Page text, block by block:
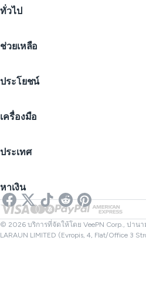
VPN for macOS
iOS VPN
Firefox
VPN ฟรี
ทั่วไป
ดาวน์โหลด VPN
ราคา
ส่วนลดนักเรียน
บล็อก
ช่วยเหลือ
ติดต่อเรา
นโยบายความเป็นส่วนตัว
การตั้งค่าคุกกี้
ประโยชน์
ความเป็นส่วนตัวทางอินเทอร์เน็ต
IP ไม่ระบุตัวตน
VPN สำหรับการสตรีม
Netflix VPN
เครื่องมือ
ซ่อน IP ของคุณ
SMS ออนไลน์
ตรวจสอบลิงก์
ตรวจสอบไฟล์
ประเทศ
VPN ของสหราชอาณาจักร
VPN ของแคนาดา
VPN ของตุรกี
หาเงิน
พันธมิตร
© 2026 บริการที่จัดให้โดย VeePN Corp., ปา
LARAUN LIMITED (Evropis, 4, Flat/Office 3